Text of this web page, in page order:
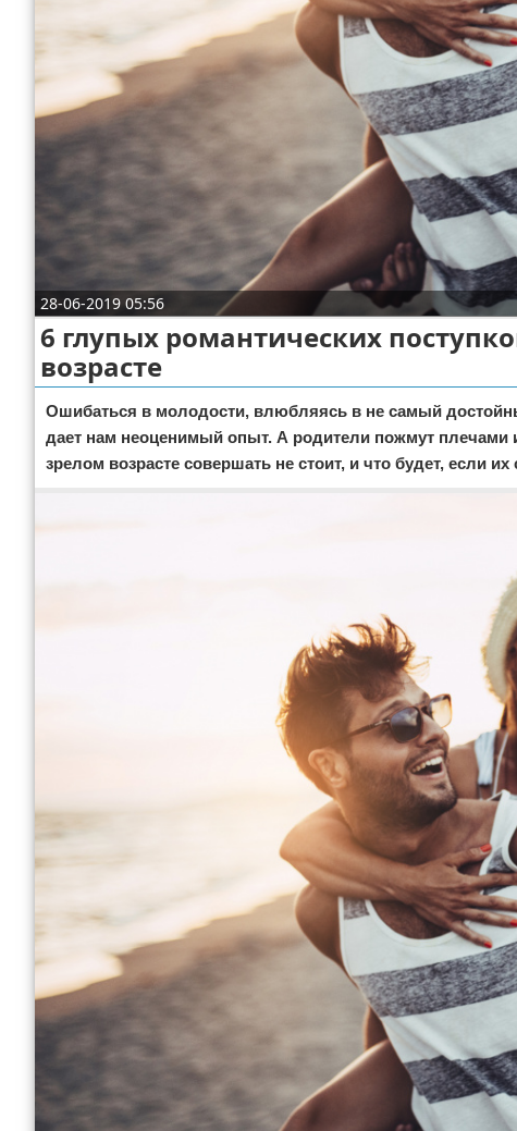
Кино и сериалы
Покупки
Мода и стиль
Отказ от ответственности
28-06-2019 05:56
6 глупых романтических
возрасте
Ошибаться в молодости, влюбляясь в не самый
дает нам неоценимый опыт. А родители пожмут
зрелом возрасте совершать не стоит, и что будет, если